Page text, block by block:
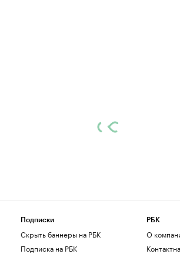
Подписки
Скрыть баннеры на РБК
Подписка на РБК
РБК
О